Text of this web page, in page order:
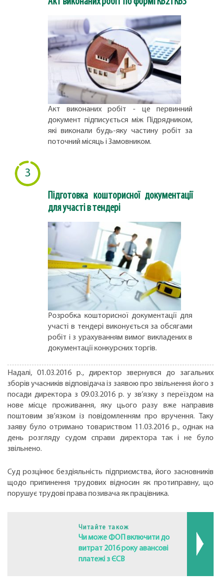
Акт виконаних робіт - це первинний
документ підписується між Підрядником,
які виконали будь-яку частину робіт за
поточний місяць і Замовником.
3
Підготовка кошторисної документації
для участі в тендері
Розробка кошторисної документації для
участі в тендері виконується за обсягами
робіт і з урахуванням вимог викладених в
документації конкурсних торгів.
Надалі, 01.03.2016 р., директор звернувся до загальних
зборів учасників відповідача із заявою про звільнення його з
посади директора з 09.03.2016 р. у зв’язку з переїздом на
нове місце проживання, яку цього разу вже направив
поштовим зв’язком із повідомленням про вручення. Таку
заяву було отримано товариством 11.03.2016 р., однак на
день розгляду судом справи директора так і не було
звільнено.
Суд розцінює бездіяльність підприємства, його засновників
щодо припинення трудових відносин як протиправну, що
порушує трудові права позивача як працівника.
Читайте також
Чи може ФОП включити до
витрат 2016 року авансові
платежі з ЄСВ